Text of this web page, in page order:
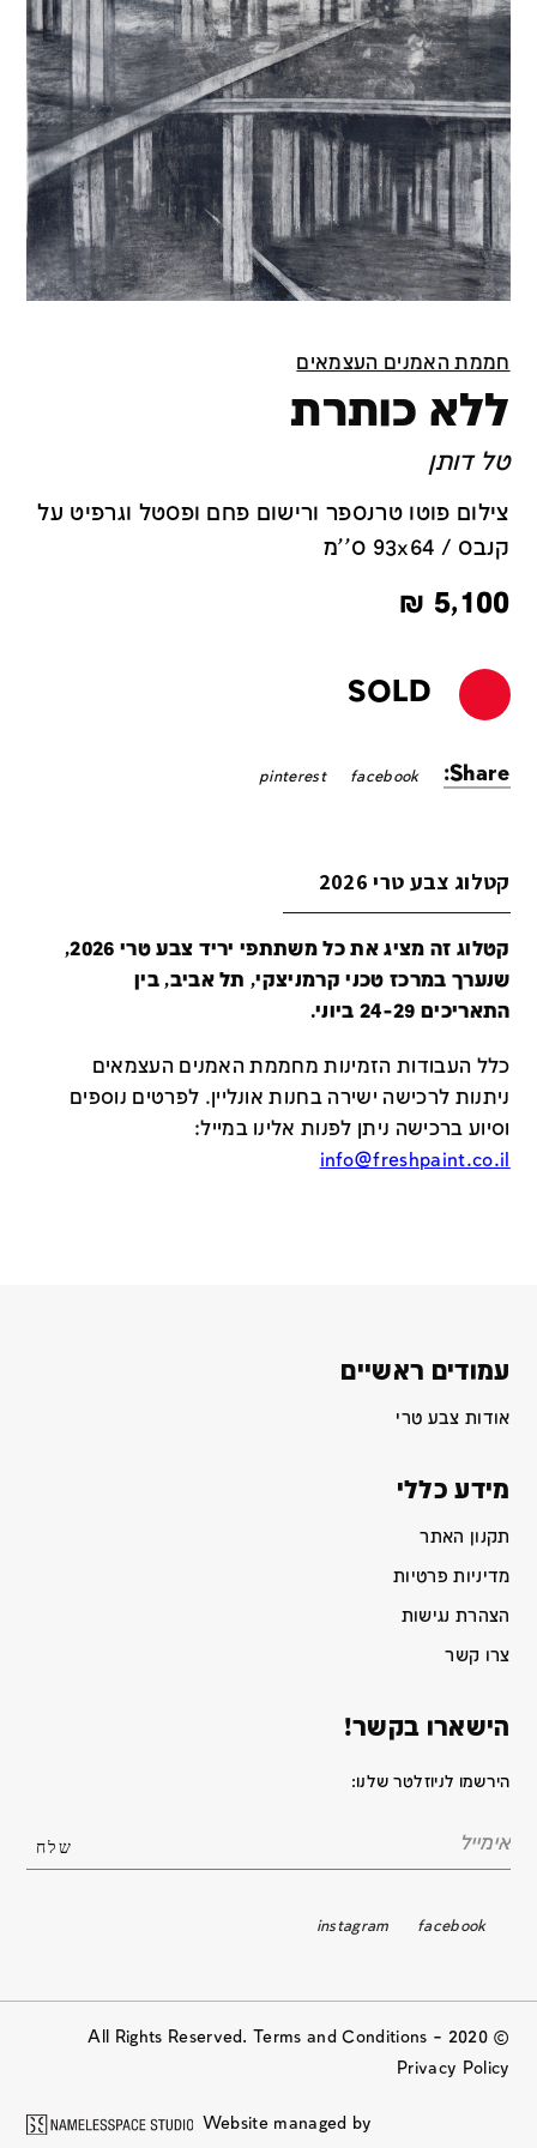
חממת האמנים העצמאים
ללא כותרת
טל דותן
צילום פוטו טרנספר ורישום פחם ופסטל וגרפיט על
קנבס / 93x64 ס''מ
5,100
₪
SOLD
Share:
facebook
pinterest
קטלוג צבע טרי 2026
קטלוג זה מציג את כל משתתפי יריד צבע טרי 2026,
שנערך במרכז טכני קרמניצקי, תל אביב, בין
התאריכים 24-29 ביוני.
כלל העבודות הזמינות מחממת האמנים העצמאים
ניתנות לרכישה ישירה בחנות אונליין. לפרטים נוספים
וסיוע ברכישה ניתן לפנות אלינו במייל:
info@freshpaint.co.il
עמודים ראשיים
אודות צבע טרי
מידע כללי
תקנון האתר
מדיניות פרטיות
הצהרת נגישות
צרו קשר
הישארו בקשר!
הירשמו לניוזלטר שלנו:
facebook
instagram
© 2020 All Rights Reserved. Terms and Conditions –
Privacy Policy
Website managed by